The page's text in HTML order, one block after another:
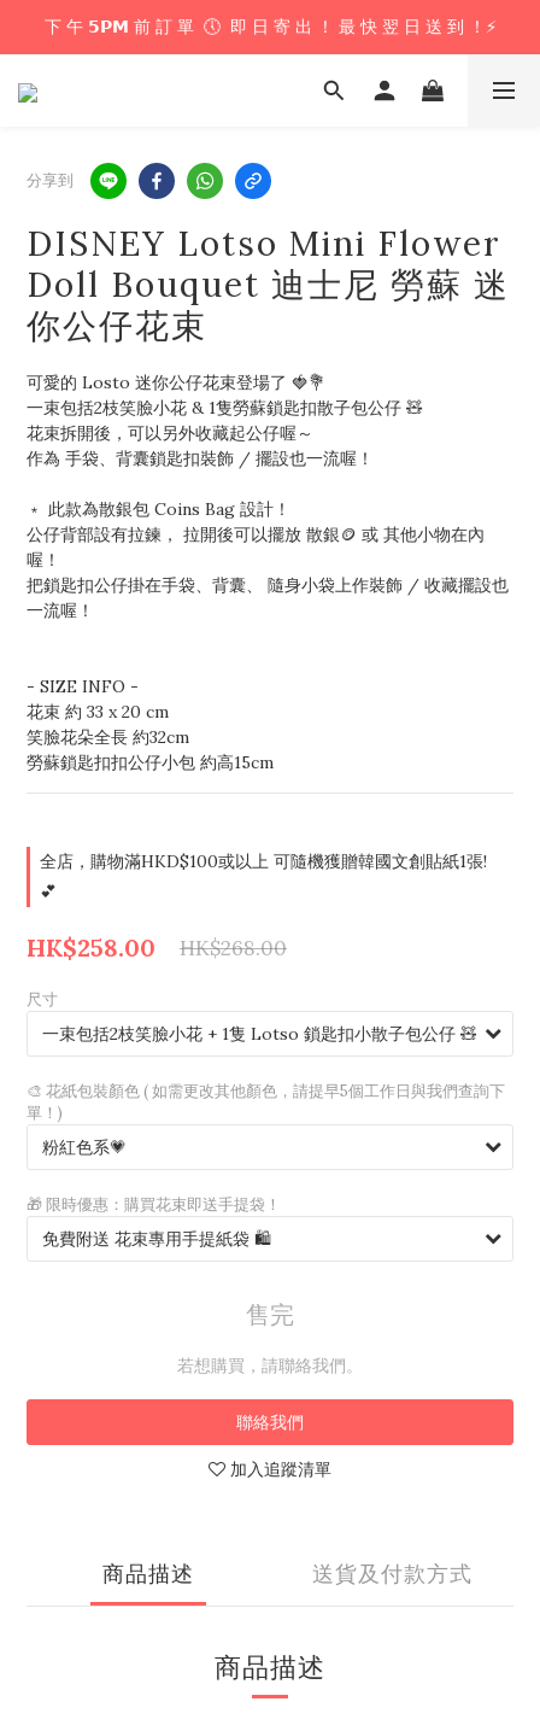
下 午 𝟱𝗣𝗠 前 訂 單  🕔  即 日 寄 出 ！ 最 快 翌 日 送 到 ！⚡️
下 午 𝟱𝗣𝗠 前 訂 單  🕔  即 日 寄 出 ！ 最 快 翌 日 送 到 ！⚡️
📦 購 物 滿 $𝟲𝟬𝟬 即 享 免 運 優 惠 ！ (公仔花束商品除外) 📦
下 午 𝟱𝗣𝗠 前 訂 單  🕔  即 日 寄 出 ！ 最 快 翌 日 送 到 ！⚡️
分享到
DISNEY Lotso Mini Flower
Doll Bouquet 迪士尼 勞蘇 迷
你公仔花束
可愛的 Losto 迷你公仔花束登場了 🍓💐
一束包括2枝笑臉小花 & 1隻勞蘇鎖匙扣散子包公仔 🧸
花束拆開後，可以另外收藏起公仔喔～
作為 手袋、背囊鎖匙扣裝飾 / 擺設也一流喔！
﹡ 此款為散銀包 Coins Bag 設計！
公仔背部設有拉鍊， 拉開後可以擺放 散銀🪙 或 其他小物在內
喔！
把鎖匙扣公仔掛在手袋、背囊、 隨身小袋上作裝飾 / 收藏擺設也
一流喔！
- SIZE INFO -
花束 約 33 x 20 cm
笑臉花朵全長 約32cm
勞蘇鎖匙扣扣公仔小包 約高15cm
全店，購物滿HKD$100或以上 可隨機獲贈韓國文創貼紙1張!
💕
HK$258.00 HK$268.00
尺寸
🎨 花紙包裝顏色 ( 如需更改其他顏色，請提早5個工作日與我們查詢下
單！)
🎁 限時優惠：購買花束即送手提袋！
售完
若想購買，請聯絡我們。
聯絡我們
加入追蹤清單
商品描述 送貨及付款方式
商品描述